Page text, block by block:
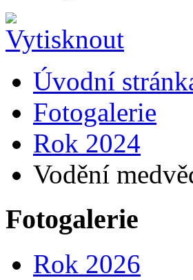
Úvodní
Fotogalerie
Rok 2024
Vodění
Fotogalerie
Rok 2026